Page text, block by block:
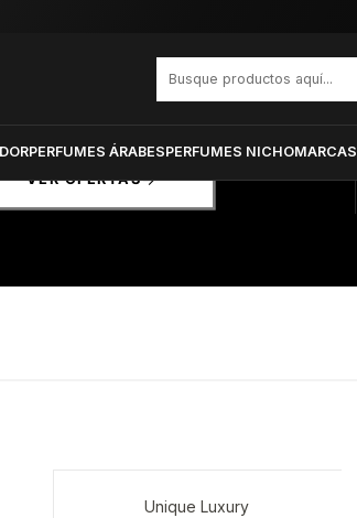
PERFUMES ÁRABESPERFUMES NICHOMARCAS
SELECCIONADOS
VER OFERTAS
Unique Luxury